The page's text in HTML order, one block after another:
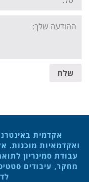
Your
message:
שלח
אקדמית
ואקדמאיות מוכנות.
עבודת סמינריון
מחקר, עיבודים